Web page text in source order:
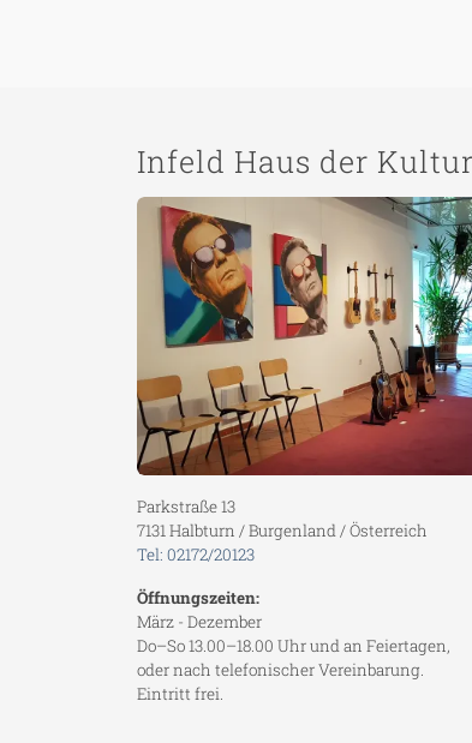
Infeld Haus der
Parkstraße 13
7131 Halbturn / Burgenland / Österreich
Tel: 02172/20123
Öffnungszeiten:
März - Dezember
Do–So 13.00–18.00 Uhr und an Feiertagen,
oder nach telefonischer Vereinbarung.
Eintritt frei.